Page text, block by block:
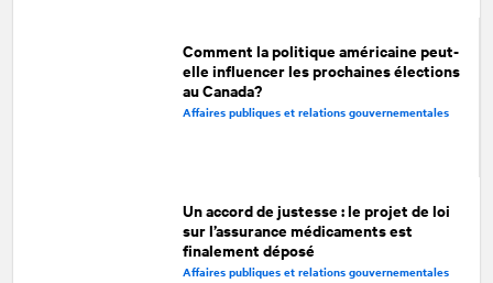
Comment la politique américaine peut-
elle influencer les prochaines élections
au Canada?
Affaires publiques et relations gouvernementales
Un accord de justesse : le projet de loi
sur l’assurance médicaments est
finalement déposé
Affaires publiques et relations gouvernementales